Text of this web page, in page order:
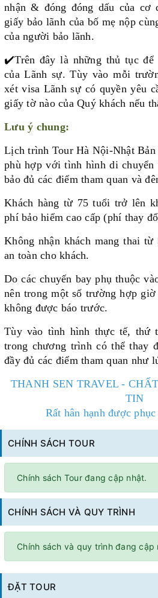
nhận & đóng đóng dấu của cơ
giấy bảo lãnh của bố mẹ nộp
của người bảo lãnh.
✔️Trên đây là những thủ tục
của Lãnh sự. Tùy vào mỗi
xét visa Lãnh sự có quyền yêu
giấy tờ nào của Quý khách nếu
Lưu ý chung:
Lịch trình Tour Hà Nội-Nhật Bản
phù hợp với tình hình di chuyển
bảo đủ các điểm tham quan và
Khách hàng từ 75 tuổi trở lên
phí bảo hiểm cao cấp (phí thay
Không nhận khách mang thai
an toàn cho khách.
Do các chuyến bay phụ thuộc
nên trong một số trường hợp
không được báo trước.
Tùy vào tình hình thực tế, thứ
trong chương trình có thể thay
đầy đủ các điểm tham quan như
THANH SEN TRAVEL -
TIN
Rất hân hạnh được
CHÍNH SÁCH TOUR
Chính sách Tour đang cập nhật.
CHÍNH SÁCH VÀ QUY TRÌNH
Chính sách và quy trình đang cập
ĐẶT TOUR